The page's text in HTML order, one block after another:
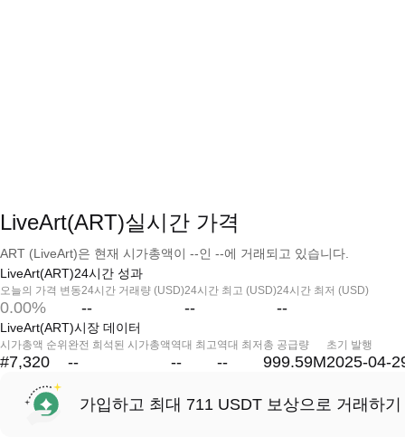
LiveArt(ART)실시간 가격
ART (LiveArt)은 현재 시가총액이 --인 --에 거래되고 있습니다.
LiveArt(ART)24시간 성과
오늘의 가격 변동
0.00%
24시간 거래량 (USD)
--
24시간 최고 (USD)
--
24시간 최저 (USD)
--
LiveArt(ART)시장 데이터
시가총액 순위
#7,320
완전 희석된 시가총액
--
역대 최고
--
역대 최저
--
총 공급량
999.59M
초기 발행
2025-04-
가입하고 최대 711 USDT 보상으로 거래하기